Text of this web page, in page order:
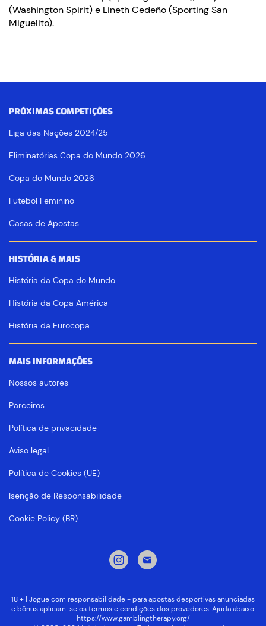
(Washington Spirit) e Lineth Cedeño (Sporting San
Miguelito).
PRÓXIMAS COMPETIÇÕES
Liga das Nações 2024/25
Eliminatórias Copa do Mundo 2026
Copa do Mundo 2026
Futebol Feminino
Casas de Apostas
HISTÓRIA & MAIS
História da Copa do Mundo
História da Copa América
História da Eurocopa
MAIS INFORMAÇÕES
Nossos autores
Parceiros
Política de privacidade
Aviso legal
Política de Cookies (UE)
Isenção de Responsabilidade
Cookie Policy (BR)
18 + | Jogue com responsabilidade - para apostas desportivas anunciadas
e bônus aplicam-se os termos e condições dos provedores. Ajuda abaixo:
https://www.gamblingtherapy.org/